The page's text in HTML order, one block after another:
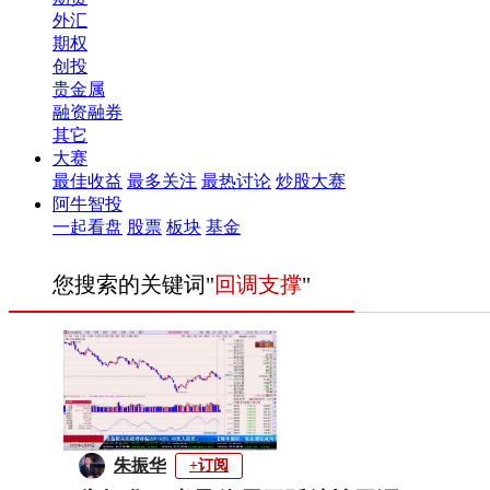
外汇
期权
创投
贵金属
融资融券
其它
大赛
最佳收益 最多关注 最热讨论 炒股大赛
阿牛智投
一起看盘 股票 板块 基金
您搜索的关键词"回调支撑"
朱振华 +订阅